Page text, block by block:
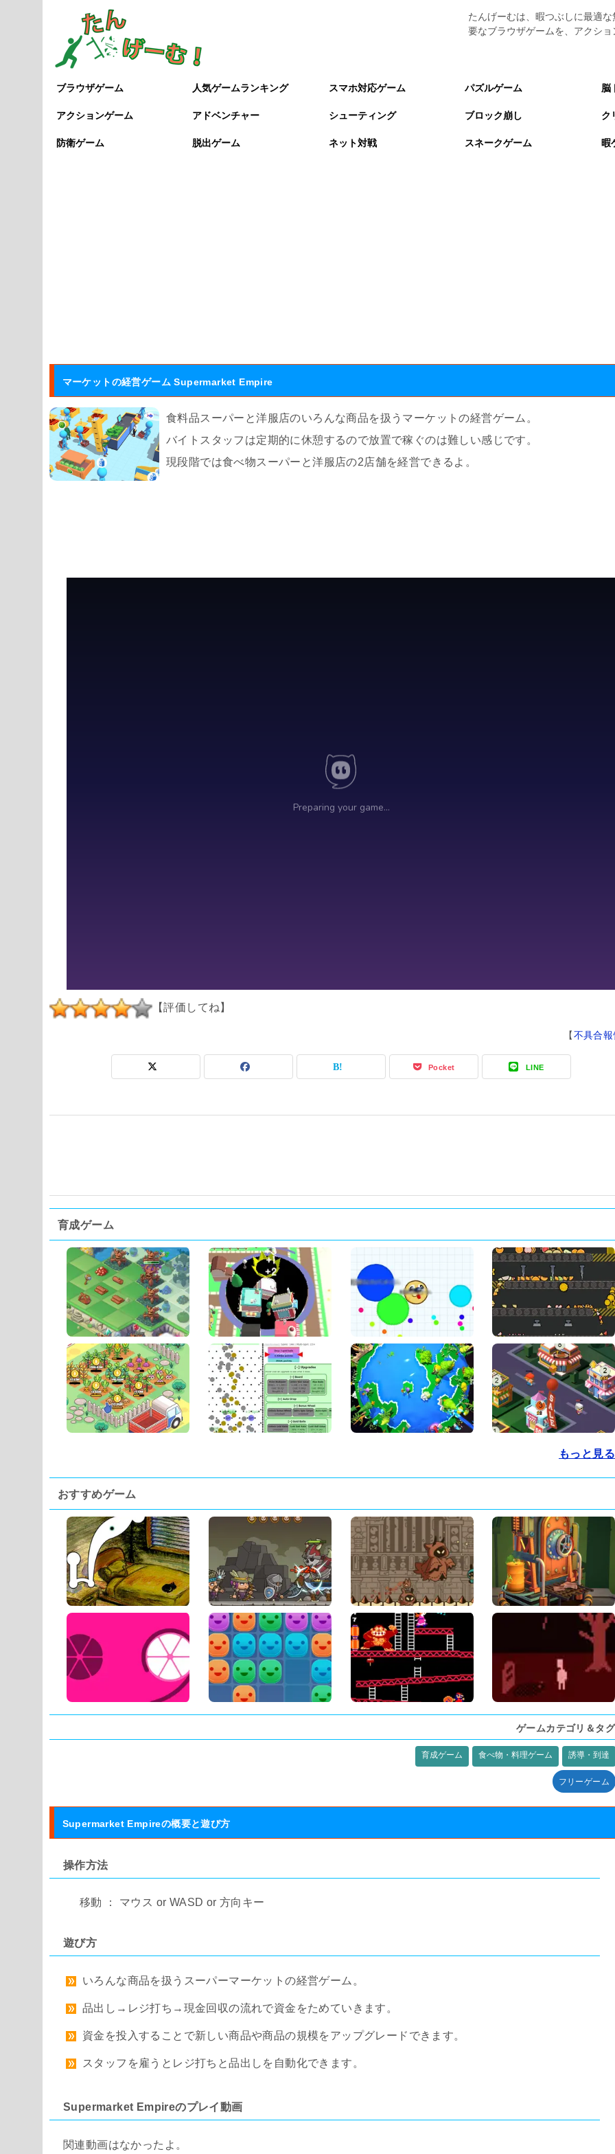
たんげーむは、暇つぶしに最適
要なブラウザゲームを、アクシ
ブラウザゲーム 人気ゲームランキング スマホ対応ゲーム パズルゲーム 脳
アクションゲーム アドベンチャー シューティング ブロック崩し ク
防衛ゲーム 脱出ゲーム ネット対戦 スネークゲーム 暇
マーケットの経営ゲーム Supermarket Empire
食料品スーパーと洋服店のいろんな商品を扱うマーケットの経営ゲーム。
バイトスタッフは定期的に休憩するので放置で稼ぐのは難しい感じです。
現段階では食べ物スーパーと洋服店の2店舗を経営できるよ。
【評価してね】
【不具合報
Pocket LINE
育成ゲーム
もっと見る
おすすめゲーム
ゲームカテゴリ＆タグ
育成ゲーム 食べ物・料理ゲーム 誘導・到達
フリーゲーム
Supermarket Empireの概要と遊び方
操作方法
移動 ： マウス or WASD or 方向キー
遊び方
いろんな商品を扱うスーパーマーケットの経営ゲーム。
品出し→レジ打ち→現金回収の流れで資金をためていきます。
資金を投入することで新しい商品や商品の規模をアップグレードできます。
スタッフを雇うとレジ打ちと品出しを自動化できます。
Supermarket Empireのプレイ動画
関連動画はなかったよ。